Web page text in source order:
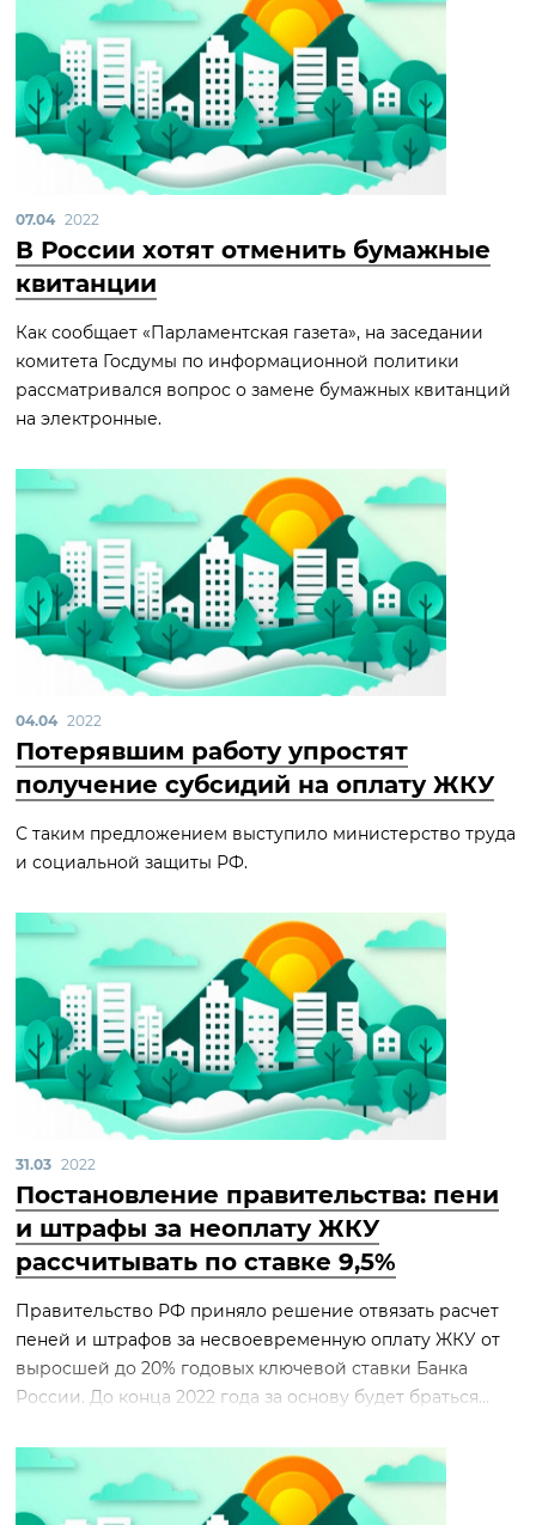
07.04 2022
В России хотят отменить бумажные
квитанции
Как сообщает «Парламентская газета», на заседании
комитета Госдумы по информационной политики
рассматривался вопрос о замене бумажных квитанций
на электронные.
04.04 2022
Потерявшим работу упростят
получение субсидий на оплату ЖКУ
С таким предложением выступило министерство труда
и социальной защиты РФ.
31.03 2022
Постановление правительства: пени
и штрафы за неоплату ЖКУ
рассчитывать по ставке 9,5%
Правительство РФ приняло решение отвязать расчет
пеней и штрафов за несвоевременную оплату ЖКУ от
выросшей до 20% годовых ключевой ставки Банка
России. До конца 2022 года за основу будет браться...